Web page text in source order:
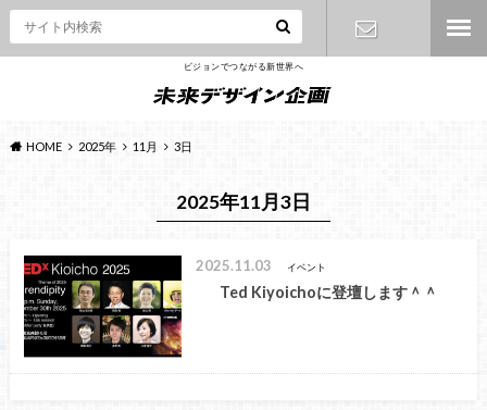
ビジョンでつながる新世界へ
HOME 2025年 11月 3日
2025年11月3日
2025.11.03 イベント
Ted Kiyoichoに登壇します＾＾